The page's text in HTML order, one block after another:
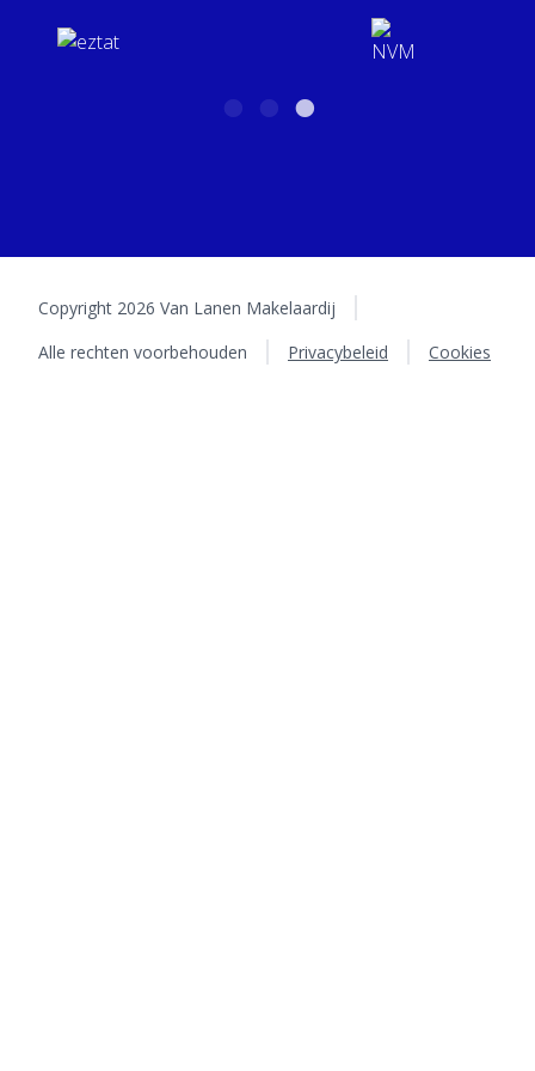
BTW: NL001158934B01 | KvK: 16031626
Copyright 2026 Van Lanen Makelaardij
Alle rechten voorbehouden
Privacybeleid Cookies